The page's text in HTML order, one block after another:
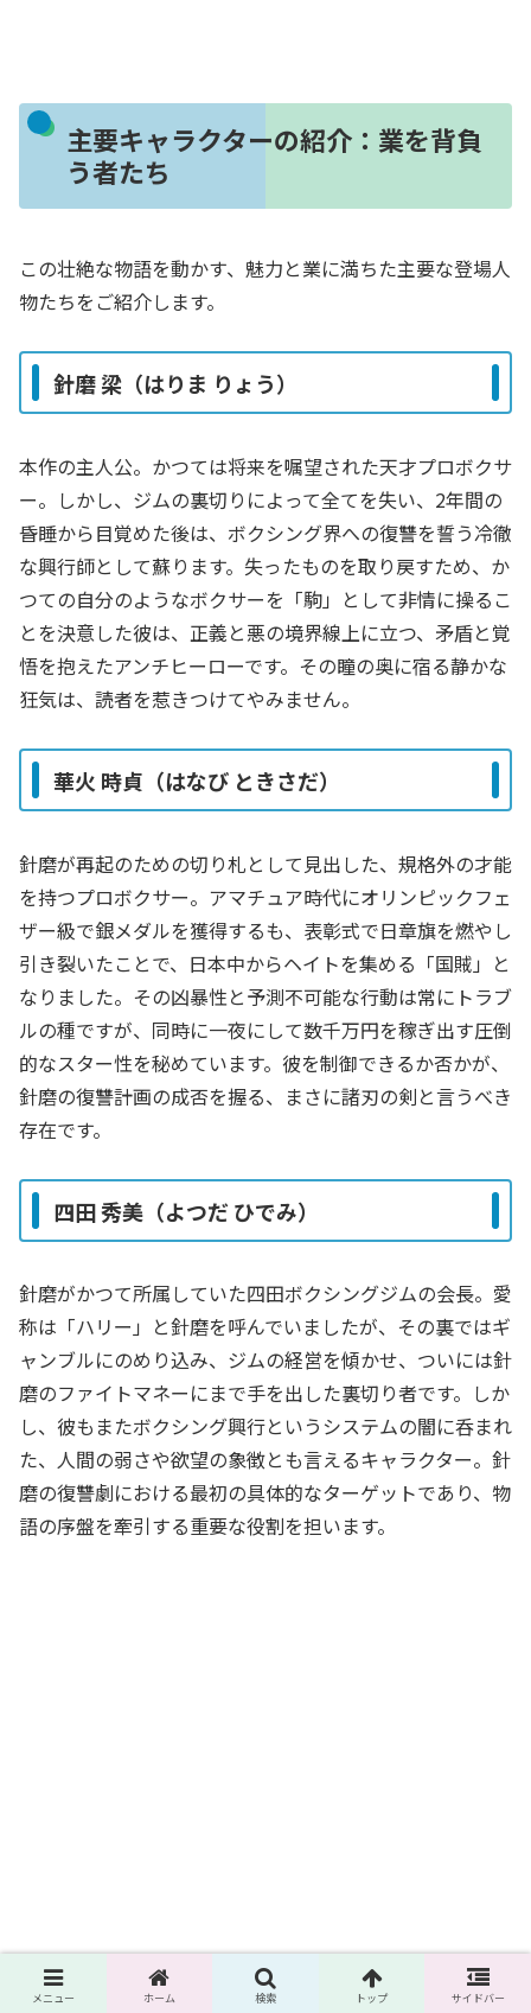
主要キャラクターの紹介：業を背負
う者たち
この壮絶な物語を動かす、魅力と業に満ちた主要な登場人
物たちをご紹介します。
針磨 梁（はりま りょう）
本作の主人公。かつては将来を嘱望された天才プロボクサ
ー。しかし、ジムの裏切りによって全てを失い、2年間の
昏睡から目覚めた後は、ボクシング界への復讐を誓う冷徹
な興行師として蘇ります。失ったものを取り戻すため、か
つての自分のようなボクサーを「駒」として非情に操るこ
とを決意した彼は、正義と悪の境界線上に立つ、矛盾と覚
悟を抱えたアンチヒーローです。その瞳の奥に宿る静かな
狂気は、読者を惹きつけてやみません。
華火 時貞（はなび ときさだ）
針磨が再起のための切り札として見出した、規格外の才能
を持つプロボクサー。アマチュア時代にオリンピックフェ
ザー級で銀メダルを獲得するも、表彰式で日章旗を燃やし
引き裂いたことで、日本中からヘイトを集める「国賊」と
なりました。その凶暴性と予測不可能な行動は常にトラブ
ルの種ですが、同時に一夜にして数千万円を稼ぎ出す圧倒
的なスター性を秘めています。彼を制御できるか否かが、
針磨の復讐計画の成否を握る、まさに諸刃の剣と言うべき
存在です。
四田 秀美（よつだ ひでみ）
針磨がかつて所属していた四田ボクシングジムの会長。愛
称は「ハリー」と針磨を呼んでいましたが、その裏ではギ
ャンブルにのめり込み、ジムの経営を傾かせ、ついには針
磨のファイトマネーにまで手を出した裏切り者です。しか
し、彼もまたボクシング興行というシステムの闇に呑まれ
た、人間の弱さや欲望の象徴とも言えるキャラクター。針
磨の復讐劇における最初の具体的なターゲットであり、物
語の序盤を牽引する重要な役割を担います。
メニュー ホーム 検索 トップ サイドバー